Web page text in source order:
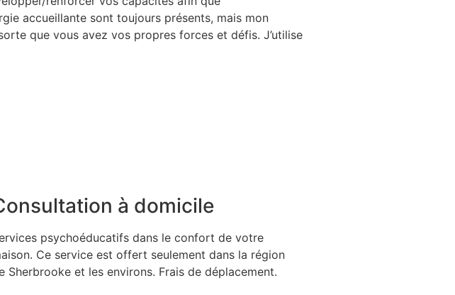
accueillante sont toujours présents, mais mon
que vous avez vos propres forces et défis. J’utilise
à domicile
psychoéducatifs dans le confort de votre
Ce service est offert seulement dans la région
Sherbrooke et les environs. Frais de déplacement.